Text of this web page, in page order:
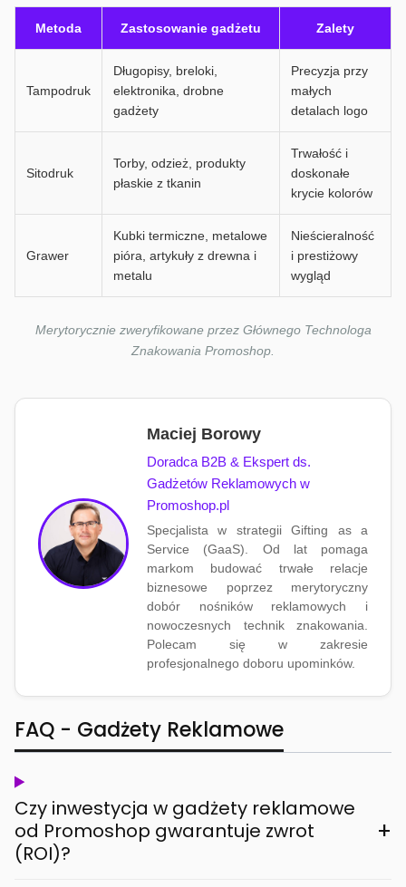
Metoda Zastosowanie gadżetu Zalety
Tampodruk
Długopisy, breloki,
elektronika, drobne
gadżety
Precyzja przy
małych
detalach logo
Sitodruk
Torby, odzież, produkty
płaskie z tkanin
Trwałość i
doskonałe
krycie kolorów
Grawer
Kubki termiczne, metalowe
pióra, artykuły z drewna i
metalu
Nieścieralność
i prestiżowy
wygląd
Merytorycznie zweryfikowane przez Głównego Technologa
Znakowania Promoshop.
Maciej Borowy
Doradca B2B & Ekspert ds.
Gadżetów Reklamowych w
Promoshop.pl
Specjalista w strategii Gifting as a
Service (GaaS). Od lat pomaga
markom budować trwałe relacje
biznesowe poprzez merytoryczny
dobór nośników reklamowych i
nowoczesnych technik znakowania.
Polecam się w zakresie
profesjonalnego doboru upominków.
FAQ - Gadżety Reklamowe
Czy inwestycja w gadżety reklamowe
od Promoshop gwarantuje zwrot
(ROI)?
+